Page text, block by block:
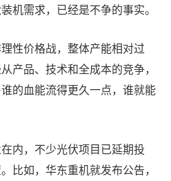
机需求，已经是不争的事实。
性价格战，整体产能相对过
产品、技术和全成本的竞争，
的血能流得更久一点，谁就能
内，不少光伏项目已延期投
比如，华东重机就发布公告，